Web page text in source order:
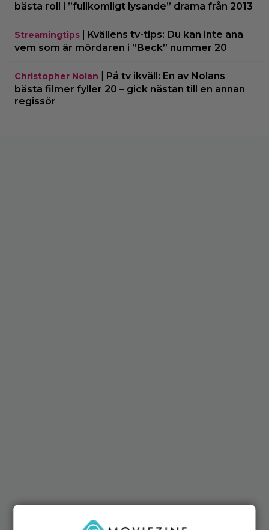
bästa roll i ”fullkomligt lysande” drama från 2013
Streamingtips
Kvällens tv-tips: Du kan inte ana
vem som är mördaren i ”Beck” nummer 20
Christopher Nolan
På tv ikväll: En av Nolans
bästa filmer fyller 20 – gick nästan till en annan
regissör